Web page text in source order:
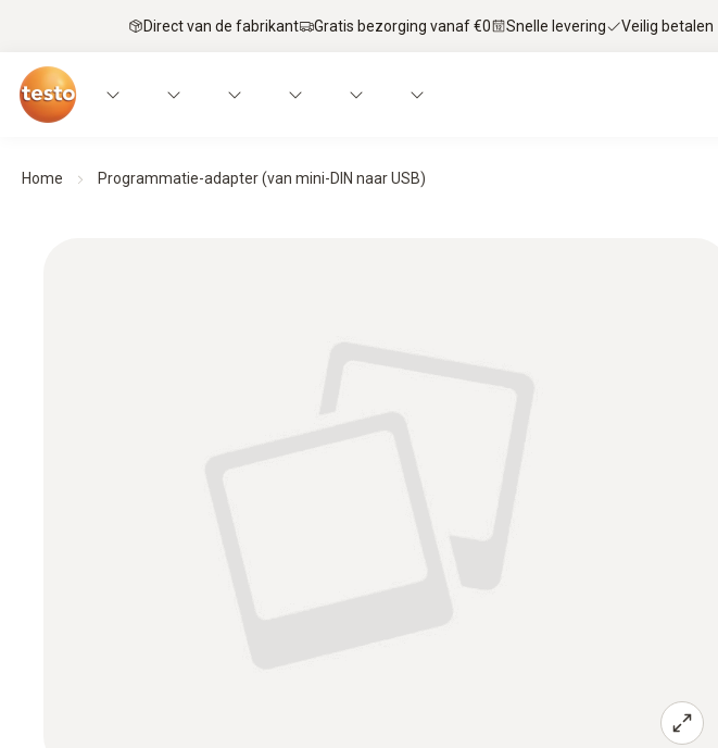
Direct van de fabrikant Gratis bezorging vanaf €0 Snelle levering Veilig betalen
Home Programmatie-adapter (van mini-DIN naar USB)